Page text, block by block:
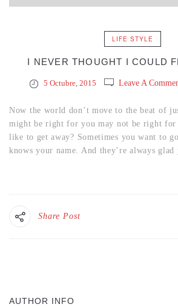
LIFE STYLE
I NEVER THOUGHT I COULD
5 Octubre, 2015 Leave A
Now the world don’t move to the beat of
might be right for you may not be right for
like to get away? Sometimes you want to
knows your name. And they’re always glad
Share Post
AUTHOR INFO